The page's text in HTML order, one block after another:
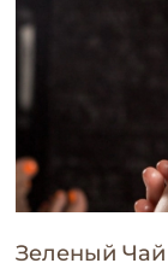
Зеленый Чай